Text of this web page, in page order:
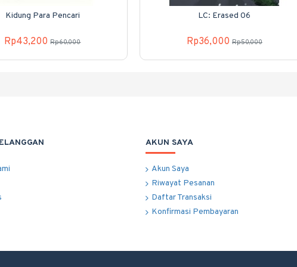
Kidung Para Pencari
Rp43,200 Rp60,000
LC: Erased 06
Rp36,000 Rp50,000
AKUN SAYA
Akun Saya
Riwayat Pesanan
Daftar Transaksi
Konfirmasi Pembayaran